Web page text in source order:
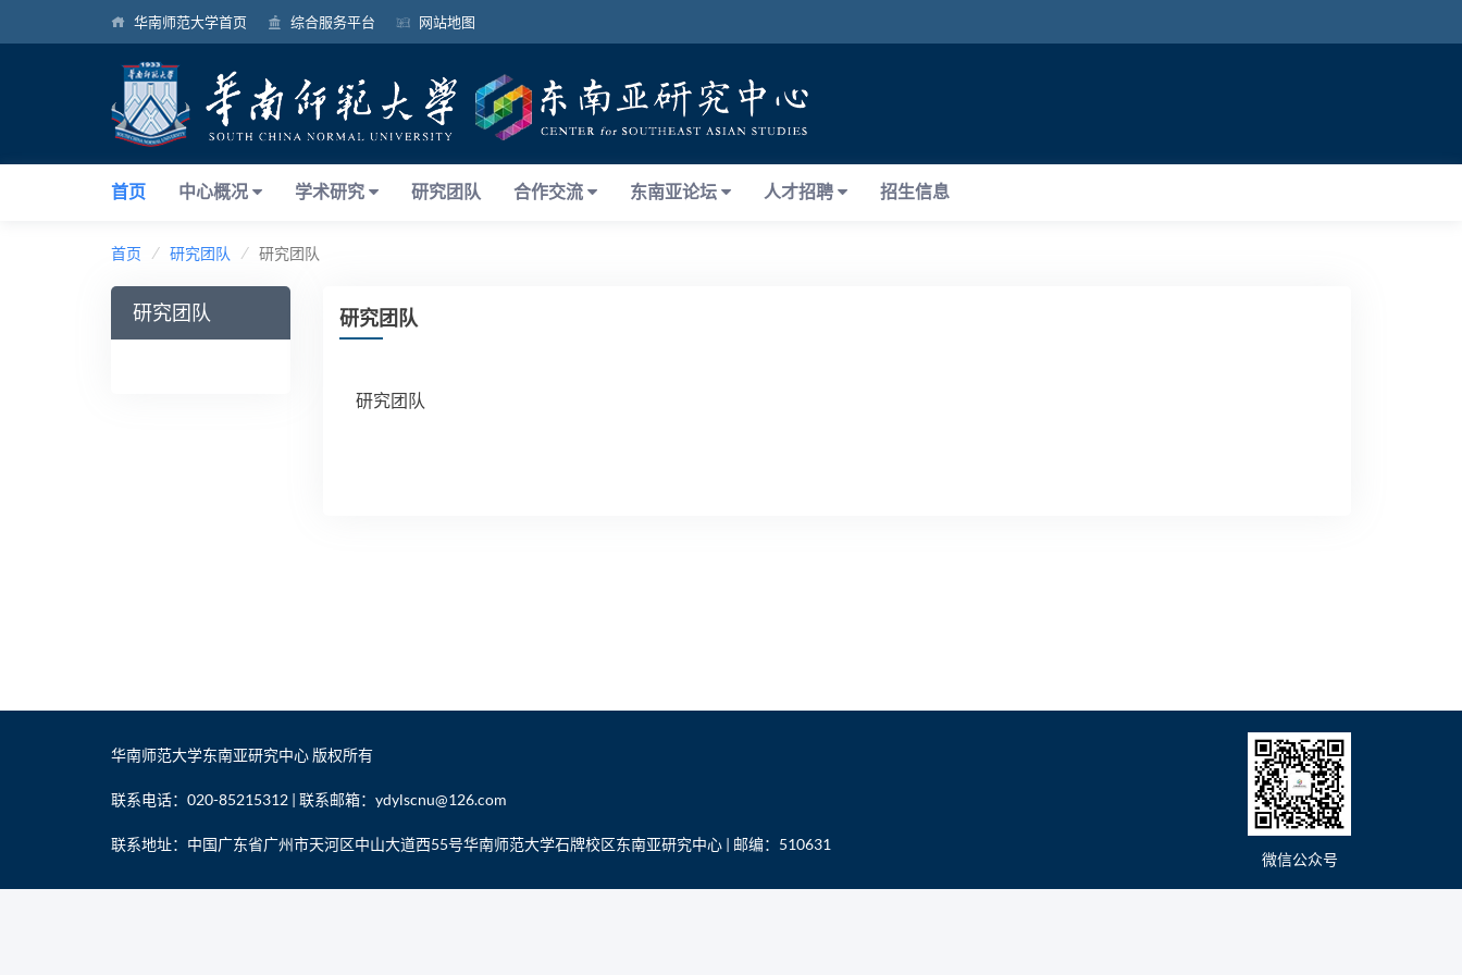
华南师范大学首页 综合服务平台 网站地图
首页 中心概况 学术研究 研究团队 合作交流 东南亚论坛 人才招聘 招生信息
首页 研究团队 研究团队
研究团队 研究团队
研究团队
华南师范大学东南亚研究中心 版权所有
联系电话：020-85215312 | 联系邮箱：ydylscnu@126.com
联系地址：中国广东省广州市天河区中山大道西55号华南师范大学石牌校区东南亚研究中心 | 邮编：510631
微信公众号